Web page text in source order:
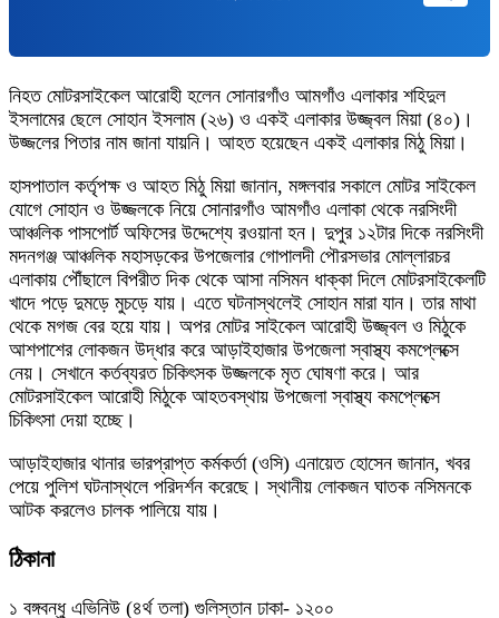
নিহত মোটরসাইকেল আরোহী হলেন সোনারগাঁও আমগাঁও এলাকার শহিদুল
ইসলামের ছেলে সোহান ইসলাম (২৬) ও একই এলাকার উজ্জ্বল মিয়া (৪০)।
উজ্জলের পিতার নাম জানা যায়নি। আহত হয়েছেন একই এলাকার মিঠু মিয়া।
হাসপাতাল কর্তৃপক্ষ ও আহত মিঠু মিয়া জানান, মঙ্গলবার সকালে মোটর সাইকেল
যোগে সোহান ও উজ্জলকে নিয়ে সোনারগাঁও আমগাঁও এলাকা থেকে নরসিংদী
আঞ্চলিক পাসপোর্ট অফিসের উদ্দেশ্যে রওয়ানা হন। দুপুর ১২টার দিকে নরসিংদী
মদনগঞ্জ আঞ্চলিক মহাসড়কের উপজেলার গোপালদী পৌরসভার মোল্লারচর
এলাকায় পৌঁছালে বিপরীত দিক থেকে আসা নসিমন ধাক্কা দিলে মোটরসাইকেলটি
খাদে পড়ে দুমড়ে মুচড়ে যায়। এতে ঘটনাস্থলেই সোহান মারা যান। তার মাথা
থেকে মগজ বের হয়ে যায়। অপর মোটর সাইকেল আরোহী উজ্জ্বল ও মিঠুকে
আশপাশের লোকজন উদ্ধার করে আড়াইহাজার উপজেলা স্বাস্থ্য কমপ্লেক্সে
নেয়। সেখানে কর্তব্যরত চিকিৎসক উজ্জলকে মৃত ঘোষণা করে। আর
মোটরসাইকেল আরোহী মিঠুকে আহতবস্থায় উপজেলা স্বাস্থ্য কমপ্লেক্সে
চিকিৎসা দেয়া হচ্ছে।
আড়াইহাজার থানার ভারপ্রাপ্ত কর্মকর্তা (ওসি) এনায়েত হোসেন জানান, খবর
পেয়ে পুলিশ ঘটনাস্থলে পরিদর্শন করেছে। স্থানীয় লোকজন ঘাতক নসিমনকে
আটক করলেও চালক পালিয়ে যায়।
ঠিকানা
১ বঙ্গবন্ধু এভিনিউ (৪র্থ তলা) গুলিস্তান ঢাকা- ১২০০